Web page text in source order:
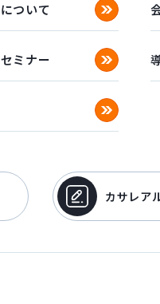
ついて
ミナー
カサレア